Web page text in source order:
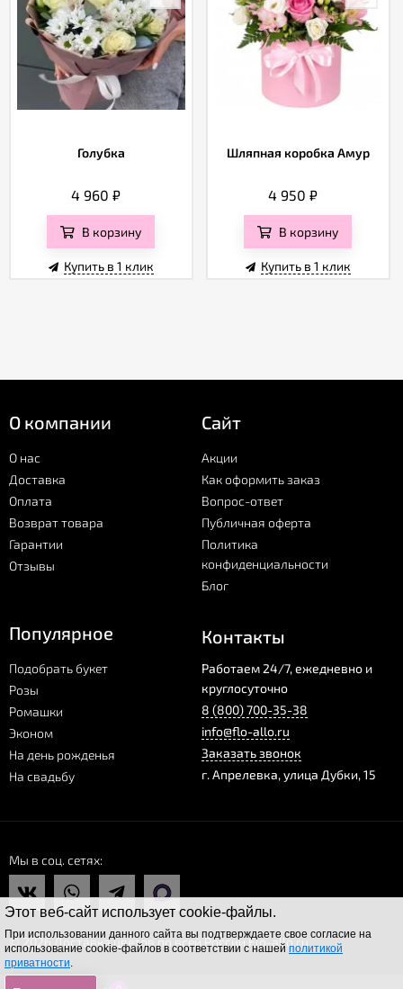
Этот веб-сайт использует cookie-файлы.
При использовании данного сайта вы подтверждаете свое согласие на
использование cookie-файлов в соответствии с нашей политикой
приватности.
Голубка
4 960 ₽
В корзину
Купить в 1 клик
Шляпная коробка Амур
4 950 ₽
В корзину
Купить в 1 клик
О компании
О нас
Доставка
Оплата
Возврат товара
Гарантии
Отзывы
Сайт
Акции
Как оформить заказ
Вопрос-ответ
Публичная оферта
Политика
конфиденциальности
Блог
Популярное
Подобрать букет
Розы
Ромашки
Эконом
На день рожденья
На свадьбу
Контакты
Работаем 24/7, ежедневно и
круглосуточно
8 (800) 700-35-38
info@flo-allo.ru
Заказать звонок
г.Апрелевка,улица Дубки, 15
Мы в соц. сетях
© 2026 Доставка цветов по всей России Flo-allo.ru